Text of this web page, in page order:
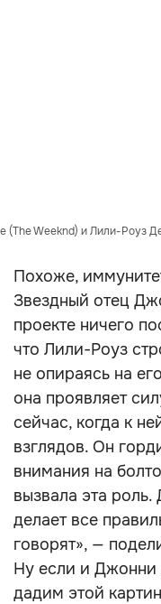
(The Weeknd) и Лили-Роуз
Похоже,
Звездный отец
проекте ничего
что Лили-Роуз
не опираясь на
она проявляет
сейчас, когда к
взглядов. Он
внимания на
вызвала эта
делает все
говорят», —
Ну если и Джонни
дадим этой